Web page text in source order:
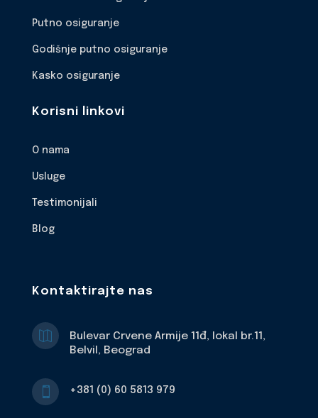
Putno osiguranje
Godišnje putno osiguranje
Kasko osiguranje
Korisni linkovi
O nama
Usluge
Testimonijali
Blog
Kontaktirajte nas

Bulevar Crvene Armije 11đ, lokal br.11,
Belvil, Beograd
 +381 (0) 60 5813 979